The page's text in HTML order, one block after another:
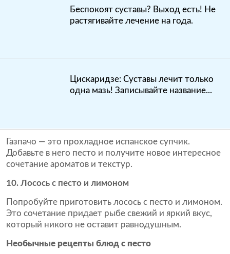
Беспокоят суставы? Выход есть! Не
растягивайте лечение на года.
Цискаридзе: Суставы лечит только
одна мазь! Записывайте название...
Газпачо — это прохладное испанское супчик.
Добавьте в него песто и получите новое интересное
сочетание ароматов и текстур.
10. Лосось с песто и лимоном
Попробуйте приготовить лосось с песто и лимоном.
Это сочетание придает рыбе свежий и яркий вкус,
который никого не оставит равнодушным.
Необычные рецепты блюд с песто